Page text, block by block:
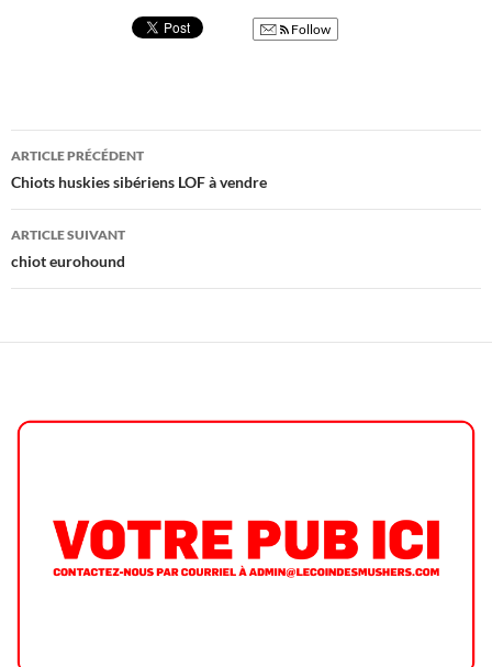
Follow
Navigation
des
articles
ARTICLE PRÉCÉDENT
Chiots huskies sibériens LOF à vendre
ARTICLE SUIVANT
chiot eurohound